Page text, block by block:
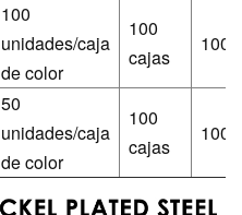
100
unidades/caja
de color
100
cajas
100
50
unidades/caja
de color
100
cajas
100